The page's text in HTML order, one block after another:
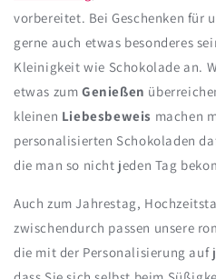
vorbereitet. Bei Geschenken für
gerne auch etwas besonderes
Kleinigkeit wie Schokolade an.
etwas zum Genießen
kleinen Liebesbeweis machen
personalisierten Schokoladen
die man so nicht jeden Tag
Auch zum Jahrestag,
zwischendurch passen unsere
die mit der Personalisierung auf